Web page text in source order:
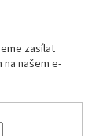
zasílat
našem e-